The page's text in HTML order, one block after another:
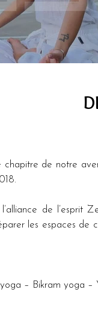
de notre
de l’esprit
les espaces de
– Bikram yoga